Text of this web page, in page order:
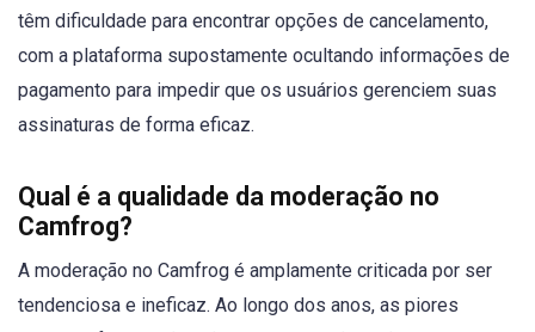
têm dificuldade para encontrar opções de cancelamento,
com a plataforma supostamente ocultando informações de
pagamento para impedir que os usuários gerenciem suas
assinaturas de forma eficaz.
Qual é a qualidade da moderação no
Camfrog?
A moderação no Camfrog é amplamente criticada por ser
tendenciosa e ineficaz. Ao longo dos anos, as piores